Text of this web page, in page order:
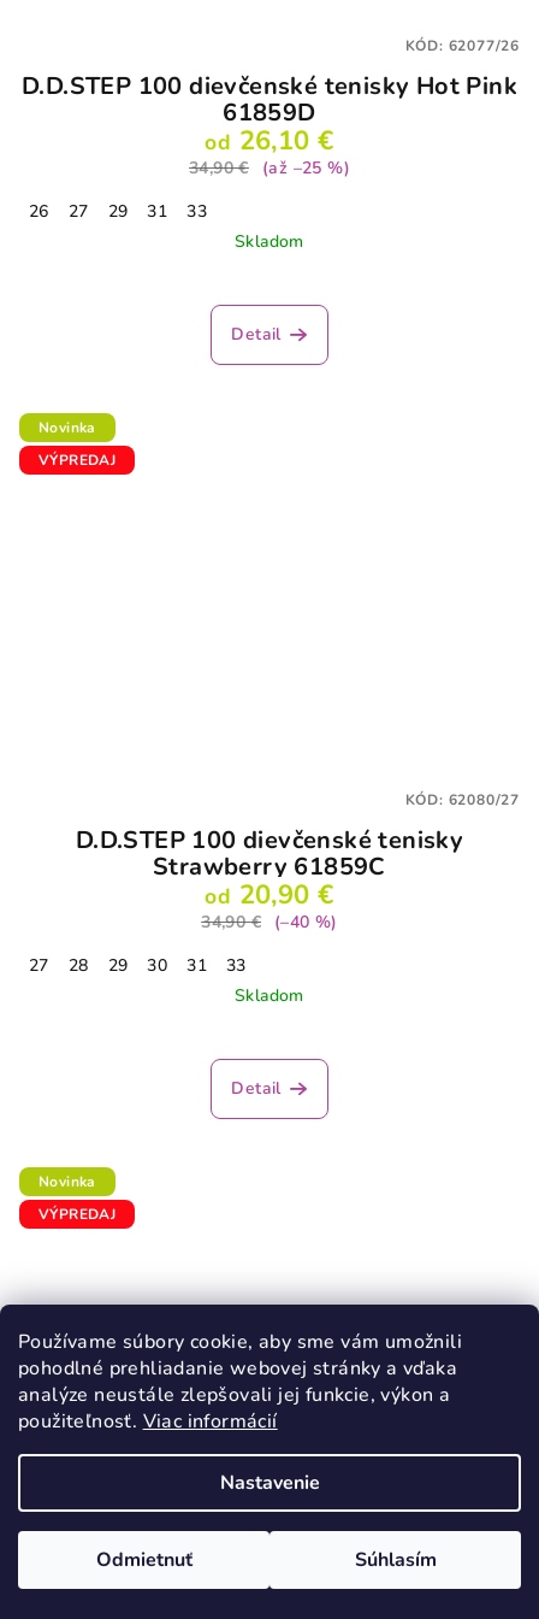
Používame súbory cookie, aby sme vám umožnili
pohodlné prehliadanie webovej stránky a vďaka
analýze neustále zlepšovali jej funkcie, výkon a
použiteľnosť. Viac informácií
Nastavenie
Odmietnuť Súhlasím
D.D.STEP 100 dievčenské tenisky Hot Pink
61859D
od 26,10 €
34,90 €
(až –25 %)
26
27 29 31
33
Skladom
Detail
KÓD: 62077/26
Novinka
VÝPREDAJ
D.D.STEP 100 dievčenské tenisky
Strawberry 61859C
od 20,90 €
34,90 €
(–40 %)
27
28 29 30 31
33
Skladom
Detail
KÓD: 62080/27
Novinka
VÝPREDAJ
D.D.STEP 100 chlapčenské tenisky Cream
KÓD: